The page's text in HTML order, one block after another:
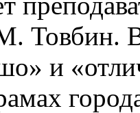
Товбин.
и